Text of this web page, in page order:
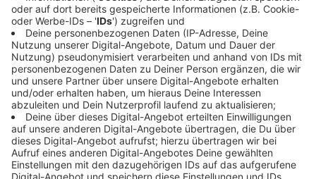
Hand-Weihnachtsartikel eintauschen könnt. Wenn ihr
nichts zum abgeben habt, könnt ihr am Tauschtag aber
trotzdem vorbeikommen und euch für eine Spende ans
Frauenhaus Leverkusen Weihnachtsschmuck
aussuchen. Los geht's ab 12 Uhr in der Avea-
Hauptverwaltung.
Anzeige
Hier könnt ihr den Weihnachtsschmuck